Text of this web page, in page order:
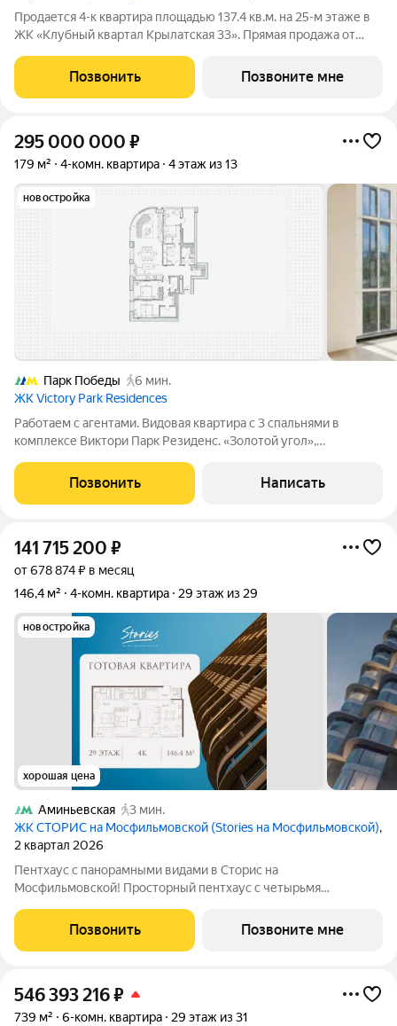
Продается 4-к квартира площадью 137.4 кв.м. на 25-м этаже в
ЖК «Клубный квартал Крылатская 33». Прямая продажа от
западе Москвы от специализированного застройщика
«Сияние». Комплекс расположен
Позвонить Позвоните мне
295 000 000 ₽
179 м² 4-комн. квартира 4 этаж из 13
новостройка
Парк Победы
6 мин.
ЖК Victory Park Residences
Работаем с агентами. Видовая квартира с 3 спальнями в
комплексе Виктори Парк Резиденс. «Золотой угол»,
Георгиевскую церковь. Квартира площадью 179 м
расположена на 4 этаже в корпусе 2. Планировка
Позвонить Написать
141 715 200 ₽
от 678 874 ₽ в месяц
146,4 м²
4-комн. квартира 29 этаж из 29
новостройка
хорошая цена
Аминьевская
3 мин.
ЖК СТОРИС на Мосфильмовской (Stories на Мосфильмовской),
2 квартал 2026
Пентхаус с панорамными видами в Сторис на
Мосфильмовской! Просторный пентхаус с четырьмя
Пентхаус отличается элегантной и продуманной планировкой:
спальные зоны и гардеробные гармонично
Позвонить Позвоните мне
546 393 216₽
739 м² 6-комн. квартира 29 этаж из 31